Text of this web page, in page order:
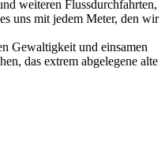
weiteren Flussdurchfahrten,
uns mit jedem Meter, den wir
Gewaltigkeit und einsamen
das extrem abgelegene alte